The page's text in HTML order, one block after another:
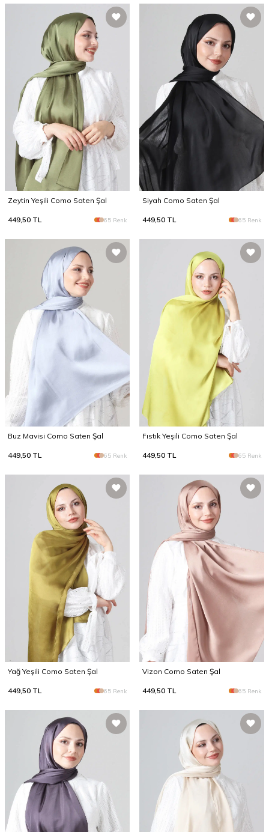
Zeytin Yeşili Como Saten Şal
449,50 TL 65 Renk
Siyah Como Saten Şal
449,50 TL 65 Renk
Buz Mavisi Como Saten Şal
449,50 TL 65 Renk
Fıstık Yeşili Como Saten Şal
449,50 TL 65 Renk
Yağ Yeşili Como Saten Şal
449,50 TL 65 Renk
Vizon Como Saten Şal
449,50 TL 65 Renk